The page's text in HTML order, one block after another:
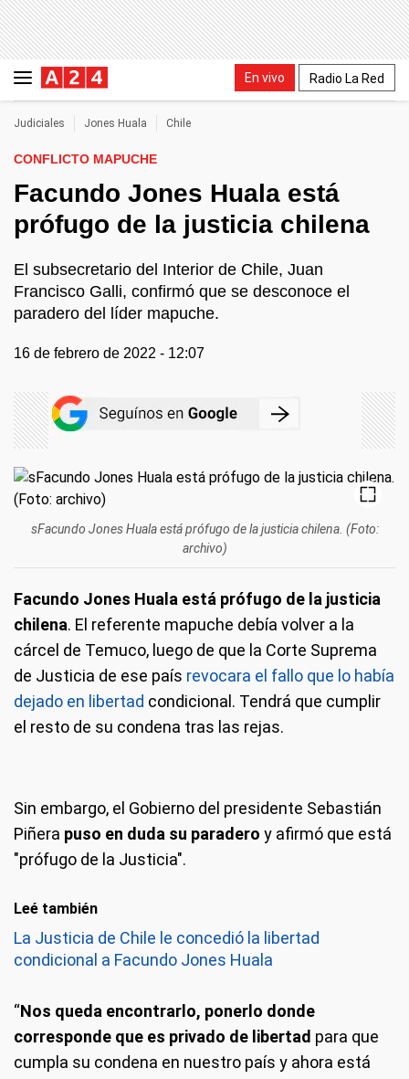
En vivo Radio La Red
Judiciales Jones Huala Chile
CONFLICTO MAPUCHE
Facundo Jones Huala está
prófugo de la justicia chilena
El subsecretario del Interior de Chile, Juan
Francisco Galli, confirmó que se desconoce el
paradero del líder mapuche.
16 de febrero de 2022 - 12:07
sFacundo Jones Huala está prófugo de la justicia chilena. (Foto:
archivo)
Facundo Jones Huala está prófugo de la justicia
chilena. El referente mapuche debía volver a la
cárcel de Temuco, luego de que la Corte Suprema
de Justicia de ese país revocara el fallo que lo había
dejado en libertad condicional. Tendrá que cumplir
el resto de su condena tras las rejas.
Sin embargo, el Gobierno del presidente Sebastián
Piñera puso en duda su paradero y afirmó que está
"prófugo de la Justicia".
Leé también
La Justicia de Chile le concedió la libertad
condicional a Facundo Jones Huala
“Nos queda encontrarlo, ponerlo donde
corresponde que es privado de libertad para que
cumpla su condena en nuestro país y ahora está